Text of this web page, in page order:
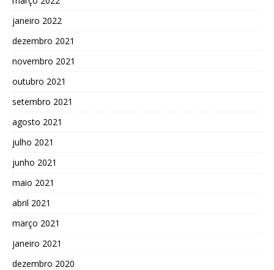
janeiro 2022
dezembro 2021
novembro 2021
outubro 2021
setembro 2021
agosto 2021
julho 2021
junho 2021
maio 2021
abril 2021
março 2021
janeiro 2021
dezembro 2020